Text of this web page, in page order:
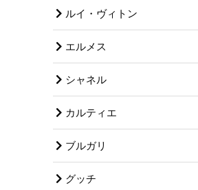
ルイ・ヴィトン
エルメス
シャネル
カルティエ
ブルガリ
グッチ